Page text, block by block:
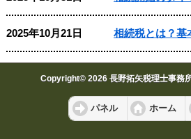
2025年10月21日 相続税とは？基
Copyright© 2026 長野拓矢税理士事務
パネル ホーム